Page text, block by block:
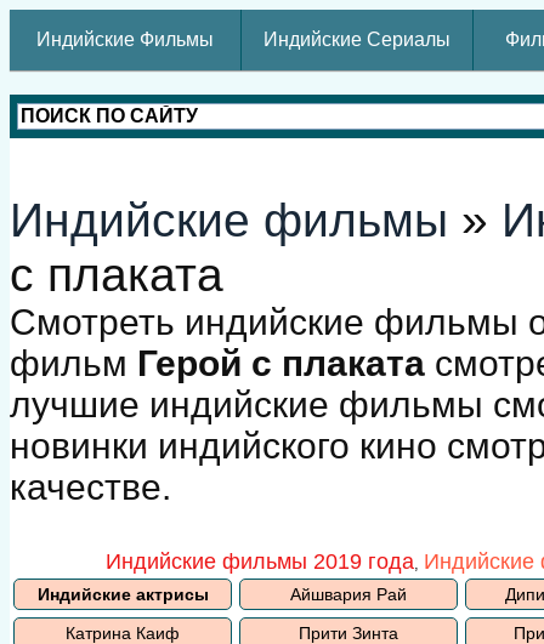
Индийские Фильмы Индийские Сериалы
Индийские фильмы »
с плаката
Смотреть индийские фильмы
фильм Герой с плаката
лучшие индийские фильмы
новинки индийского кино
качестве.
Индийские фильмы 2019 года,
Индийские актрисы Айшвария Рай
Катрина Каиф
Прити Зинта